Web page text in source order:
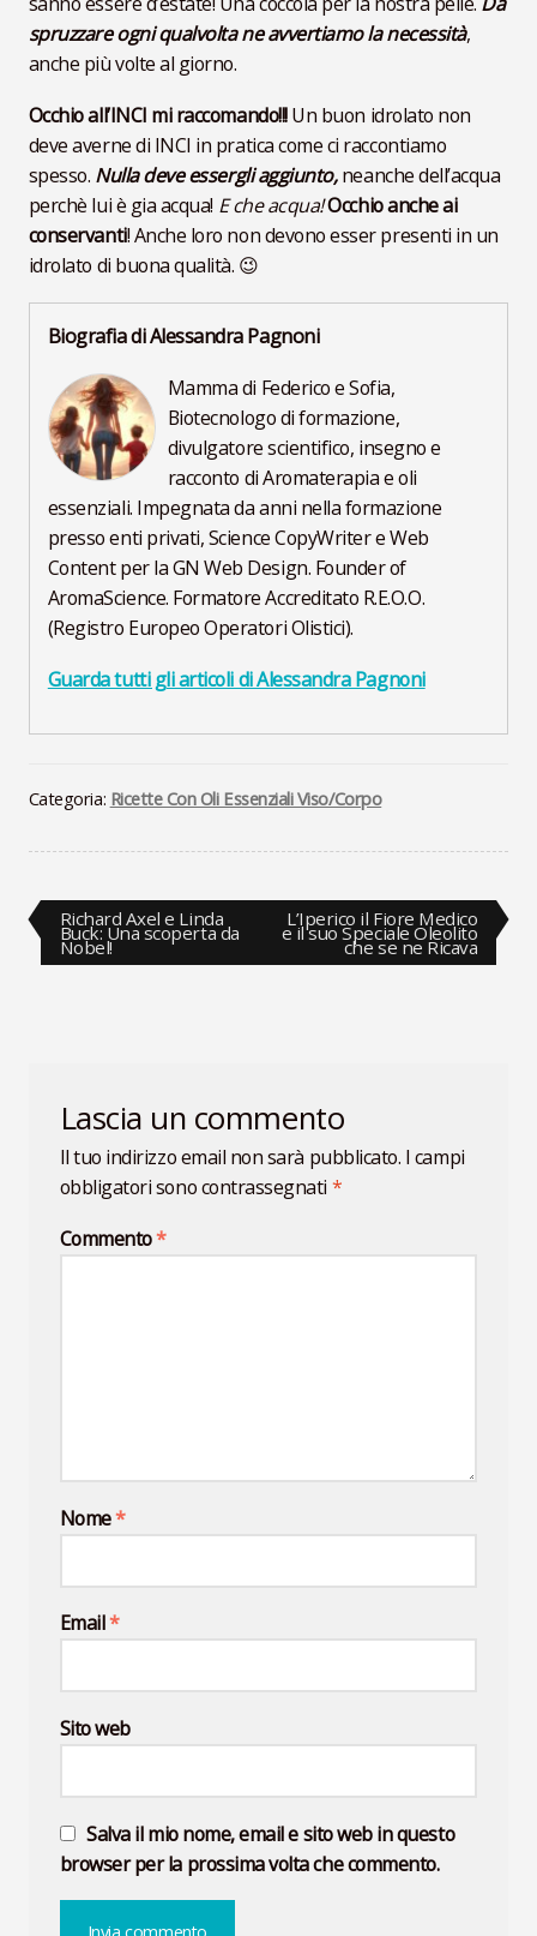
spruzzare ogni qualvolta ne avvertiamo la necessità,
anche più volte al giorno.
Occhio all’INCI mi raccomando!!!Un buon idrolato non
deve averne di INCI in pratica come ci raccontiamo
spesso. Nulla deve essergli aggiunto,neanche dell’acqua
perchè lui è gia acqua! E che acqua!Occhio anche ai
conservanti! Anche loro non devono esser presenti in un
idrolato di buona qualità. 😉
Biografia di Alessandra Pagnoni
Mamma di Federico e Sofia,
Biotecnologo di formazione,
divulgatore scientifico, insegno e
racconto di Aromaterapia e oli
essenziali. Impegnata da anni nella formazione
presso enti privati, Science CopyWriter e Web
Content per la GN Web Design. Founder of
AromaScience. Formatore Accreditato R.E.O.O.
(Registro Europeo Operatori Olistici).
Guarda tutti gli articoli di Alessandra Pagnoni
Categoria: Ricette Con Oli Essenziali Viso/Corpo
Navigazione
articoli
Articolo
precedente:
Richard Axel e Linda
Buck: Una scoperta da
Nobel!
Articolo
successivo:
L’Iperico il Fiore Medico
e il suo Speciale Oleolito
che se ne Ricava
Lascia un commento
Il tuo indirizzo email non sarà pubblicato. I campi
obbligatori sono contrassegnati *
Commento*
Nome*
Email*
Sito web
Salva il mio nome, email e sito web in questo
browser per la prossima volta che commento.